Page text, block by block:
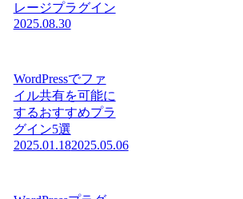
レージプラグイン
2025.08.30
WordPressでファ
イル共有を可能に
するおすすめプラ
グイン5選
2025.01.182025.05.06